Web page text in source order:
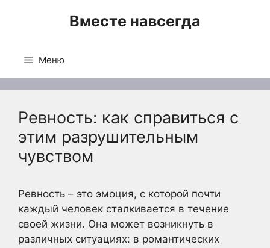
Вместе навсегда
Меню
Ревность: как справиться с
этим разрушительным
чувством
Ревность – это эмоция, с которой почти
каждый человек сталкивается в течение
своей жизни. Она может возникнуть в
различных ситуациях: в романтических